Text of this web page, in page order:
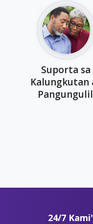
Suporta sa
Kalungkutan
24/7